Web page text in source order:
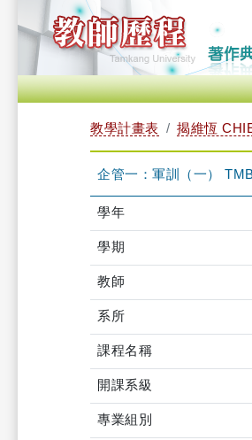
教學計畫表 揭維恆
企管一：軍訓（一）
學年
學期
教師
系所
課程名稱
開課系級
專業組別